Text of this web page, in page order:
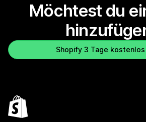
Möchtest du
Shopify 3 Tage